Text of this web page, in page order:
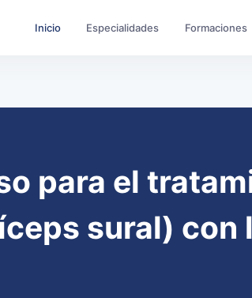
Inicio Especialidades Formaciones
para el
sural) con